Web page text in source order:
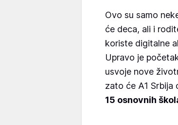
Ovo su samo
će deca, ali i
koriste digitalne
Upravo je
usvoje nove
zato će A1 Srbija
15 osnovnih